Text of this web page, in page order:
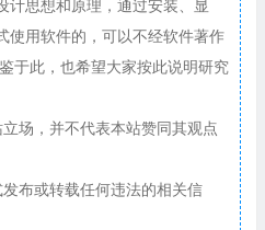
计思想和原理，通过安装、显
使用软件的，可以不经软件著作
于此，也希望大家按此说明研究
场，并不代表本站赞同其观点
布或转载任何违法的相关信